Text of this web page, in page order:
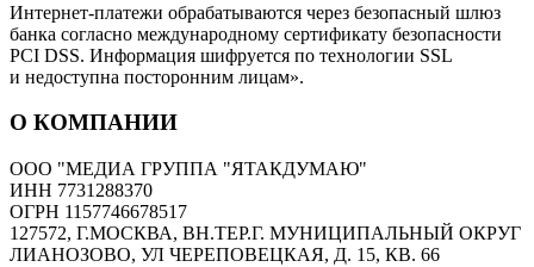
Интернет-платежи обрабатываются через безопасный шлюз
банка согласно международному сертификату безопасности
PCI DSS. Информация шифруется по технологии SSL
и недоступна посторонним лицам».
О КОМПАНИИ
ООО "МЕДИА ГРУППА "ЯТАКДУМАЮ"
ИНН 7731288370
ОГРН 1157746678517
127572, Г.МОСКВА, ВН.ТЕР.Г. МУНИЦИПАЛЬНЫЙ ОКРУГ
ЛИАНОЗОВО, УЛ ЧЕРЕПОВЕЦКАЯ, Д. 15, КВ. 66